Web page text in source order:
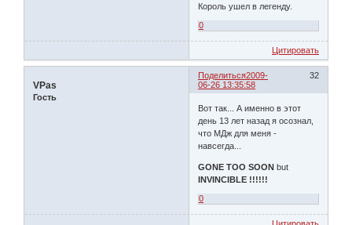
Король ушел в легенду.
0
Цитировать
Поделиться 32
2009-
06-26 13:35:58
VPas
Гость
Вот так... А именно в этот
день 13 лет назад я осознал,
что МДж для меня -
навсегда...
GONE TOO SOON but
INVINCIBLE !!!!!!
0
Цитировать